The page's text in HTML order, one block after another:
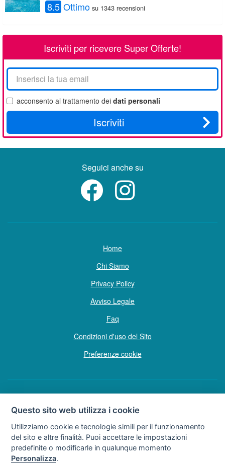
8.5 Ottimo su 1343 recensioni
Iscriviti per ricevere Super Offerte!
La
tua
email
acconsento al trattamento dei dati personali
Iscriviti
Seguici anche su
Home
Chi Siamo
Privacy Policy
Avviso Legale
Faq
Condizioni d'uso del Sito
Preferenze cookie
Copyright © Tutti i diritti sono riservati
Soggetto sottoposto a direzione e coordinamento della F.lli Dionisi S.r.L.
unipersonale
via A. Costa n° 2 - 63822 P. S. Giorgio (FM)
Questo sito web utilizza i cookie
Utilizziamo cookie e tecnologie simili per il funzionamento
del sito e altre finalità. Puoi accettare le impostazioni
predefinite o modificarle in qualunque momento
Personalizza.